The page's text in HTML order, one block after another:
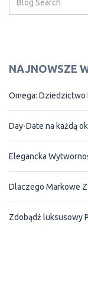
NAJNOWSZE
Omega: Dziedzictwo
Day-Date na każdą
Elegancka
Dlaczego Markowe
Zdobądź luksusowy